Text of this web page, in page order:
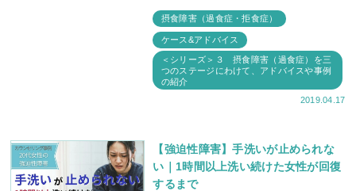
らいつも1Kg増えてるの」。この瞬間か
ら美佳のパニックがはじまる。「今でも
太ってるのに。これ以
摂食障害（過食症・拒食症）
ケース&アドバイス
＜シリーズ＞３ 摂食障害（過食症）を三
つのステージにわけて、アドバイスや事例
の紹介
2019.04.17
【強迫性障害】手洗いが止められな
い｜1時間以上洗い続けた女性が回復
するまで